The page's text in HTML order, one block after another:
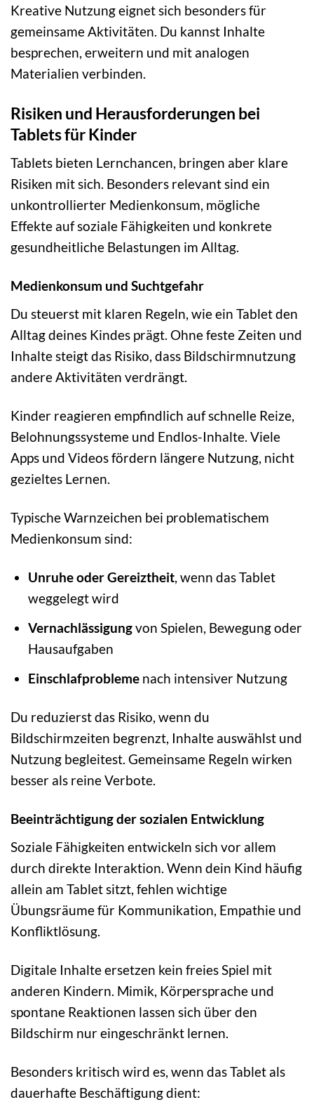
Kreative Nutzung eignet sich besonders für
gemeinsame Aktivitäten. Du kannst Inhalte
besprechen, erweitern und mit analogen
Materialien verbinden.
Risiken und Herausforderungen bei
Tablets für Kinder
Tablets bieten Lernchancen, bringen aber klare
Risiken mit sich. Besonders relevant sind ein
unkontrollierter Medienkonsum, mögliche
Effekte auf soziale Fähigkeiten und konkrete
gesundheitliche Belastungen im Alltag.
Medienkonsum und Suchtgefahr
Du steuerst mit klaren Regeln, wie ein Tablet den
Alltag deines Kindes prägt. Ohne feste Zeiten und
Inhalte steigt das Risiko, dass Bildschirmnutzung
andere Aktivitäten verdrängt.
Kinder reagieren empfindlich auf schnelle Reize,
Belohnungssysteme und Endlos-Inhalte. Viele
Apps und Videos fördern längere Nutzung, nicht
gezieltes Lernen.
Typische Warnzeichen bei problematischem
Medienkonsum sind:
Unruhe oder Gereiztheit, wenn das Tablet
weggelegt wird
Vernachlässigungvon Spielen, Bewegung oder
Hausaufgaben
Einschlafprobleme nach intensiver Nutzung
Du reduzierst das Risiko, wenn du
Bildschirmzeiten begrenzt, Inhalte auswählst und
Nutzung begleitest. Gemeinsame Regeln wirken
besser als reine Verbote.
Beeinträchtigung der sozialen Entwicklung
Soziale Fähigkeiten entwickeln sich vor allem
durch direkte Interaktion. Wenn dein Kind häufig
allein am Tablet sitzt, fehlen wichtige
Übungsräume für Kommunikation, Empathie und
Konfliktlösung.
Digitale Inhalte ersetzen kein freies Spiel mit
anderen Kindern. Mimik, Körpersprache und
spontane Reaktionen lassen sich über den
Bildschirm nur eingeschränkt lernen.
Besonders kritisch wird es, wenn das Tablet als
dauerhafte Beschäftigung dient: